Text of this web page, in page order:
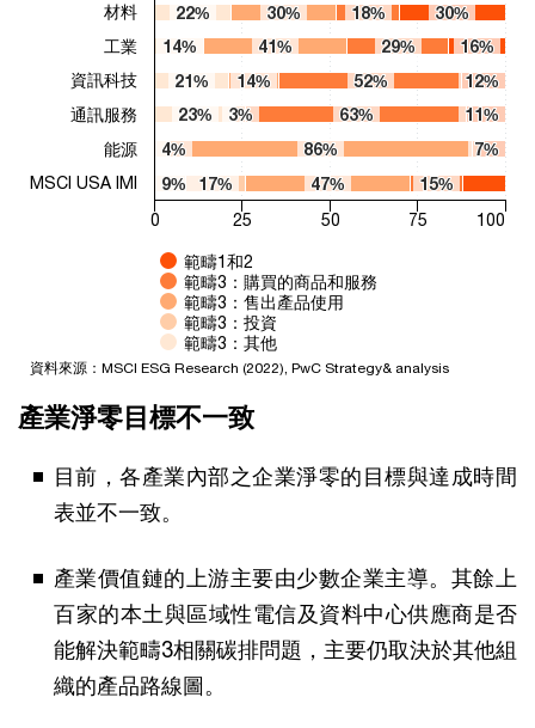
30%
30%
16%
16%
12%
12%
11%
11%
7%
7%
18%
18%
29%
29%
52%
52%
63%
63%
15%
15%
30%
30%
41%
41%
14%
14%
3%
3%
86%
86%
47%
47%
17%
17%
22%
22%
14%
14%
21%
21%
23%
23%
4%
4%
9%
9%
範疇1和2
範疇3：購買的商品和服務
範疇3：售出產品使用
範疇3：投資
範疇3：其他
材料
工業
資訊科技
通訊服務
能源
MSCI USA IMI
0
100
25 50 75
資料來源：MSCI ESG Research (2022), PwC Strategy& analysis
產業淨零目標不一致
目前，各產業內部之企業淨零的目標與達成時間
表並不一致。
產業價值鏈的上游主要由少數企業主導。其餘上
百家的本土與區域性電信及資料中心供應商是否
能解決範疇3相關碳排問題，主要仍取決於其他組
織的產品路線圖。